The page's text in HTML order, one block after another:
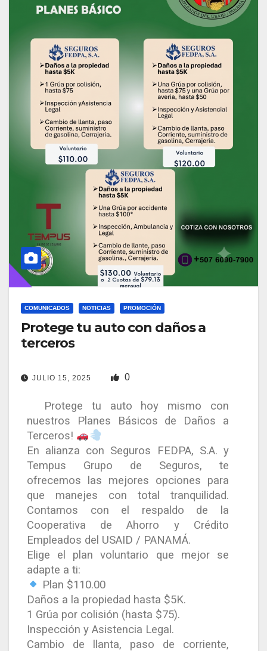
COMUNICADOS NOTICIAS PROMOCIÓN
Protege tu auto con daños a
terceros
JULIO 15, 2025 0
Protege tu auto hoy mismo con
nuestros Planes Básicos de Daños a
Terceros!
En alianza con Seguros FEDPA, S.A. y
Tempus Grupo de Seguros, te
ofrecemos las mejores opciones para
que manejes con total tranquilidad.
Contamos con el respaldo de la
Cooperativa de Ahorro y Crédito
Empleados del USAID / PANAMÁ.
Elige el plan voluntario que mejor se
adapte a ti:
Plan $110.00
Daños a la propiedad hasta $5K.
1 Grúa por colisión (hasta $75).
Inspección y Asistencia Legal.
Cambio de llanta, paso de corriente,